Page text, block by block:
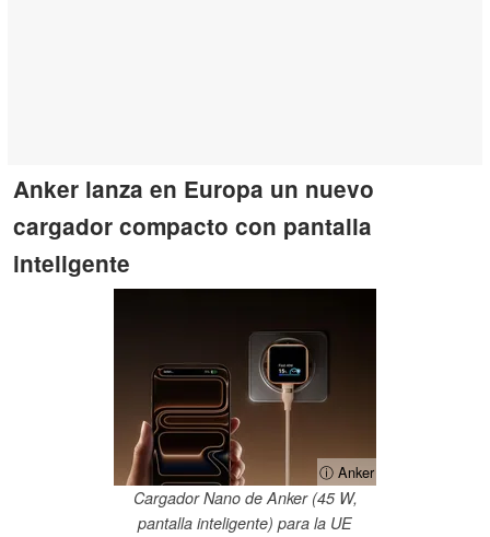
Anker lanza en Europa un nuevo
cargador compacto con pantalla
inteligente
ⓘ Anker
Cargador Nano de Anker (45 W,
pantalla inteligente) para la UE